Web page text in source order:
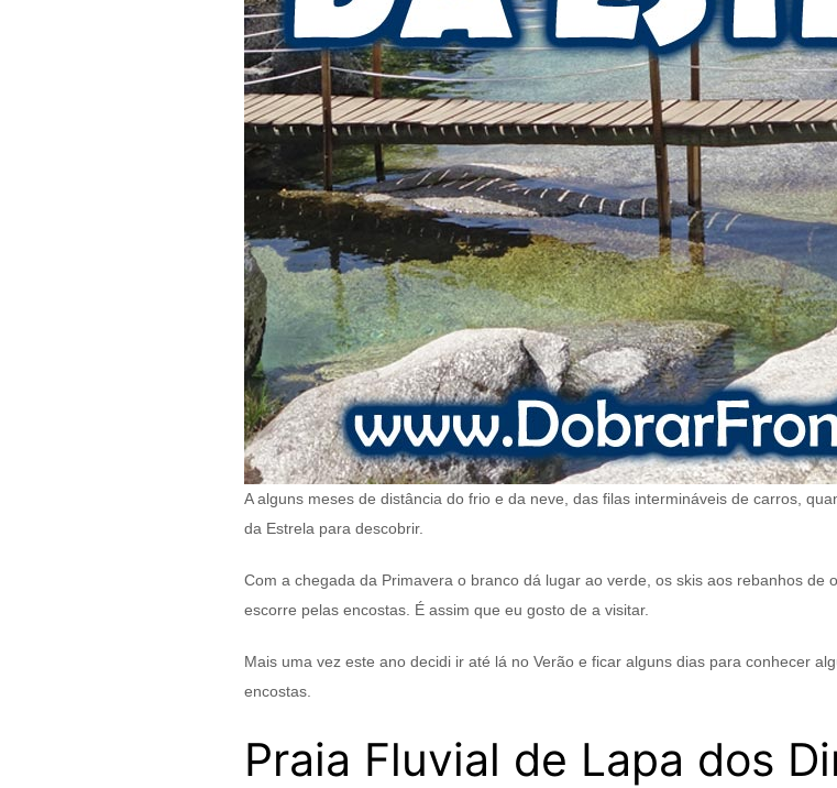
A alguns meses de distância do frio e da neve, das filas intermináveis de carros,
da Estrela para descobrir.
Com a chegada da Primavera o branco dá lugar ao verde, os skis aos rebanhos de
escorre pelas encostas. É assim que eu gosto de a visitar.
Mais uma vez este ano decidi ir até lá no Verão e ficar alguns dias para conhecer
encostas.
Praia Fluvial de Lapa dos